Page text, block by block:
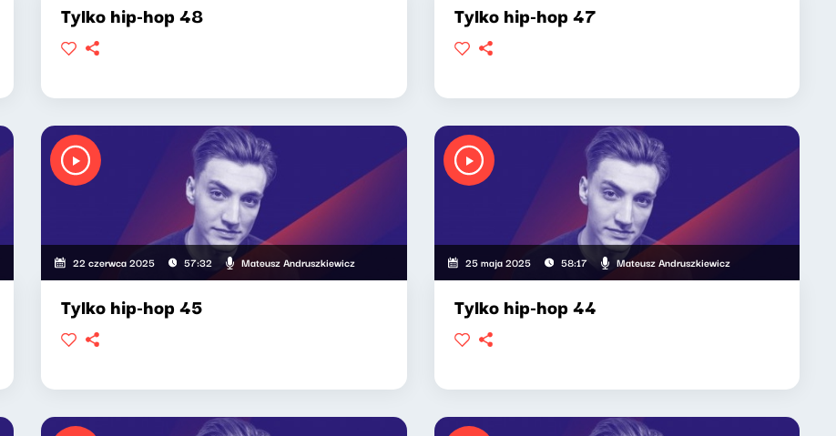
Tylko hip-hop 48 Tylko hip-hop 47
22 czerwca 2025 57:32 Mateusz Andruszkiewicz
Tylko hip-hop 45
25 maja 2025 58:17 Mateusz Andruszkiewicz
Tylko hip-hop 44